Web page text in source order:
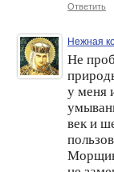
Нейротоксик...
уколов не боюсь.
впечатления от
Ответить
Нежная
Не
у меня
век и
Морщин